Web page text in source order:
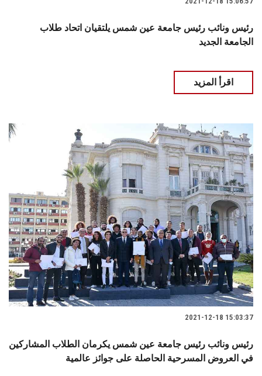
رئيس ونائب رئيس جامعة عين شمس يلتقيان اتحاد طلاب
الجامعة الجديد
اقرأ المزيد
2021-12-18 15:03:37
رئيس ونائب رئيس جامعة عين شمس يكرمان الطلاب المشاركين
في العروض المسرحية الحاصلة على جوائز عالمية